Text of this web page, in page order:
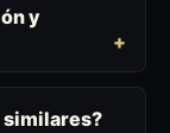
y
similares?